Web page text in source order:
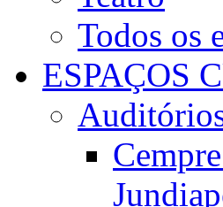
Todos os
ESPAÇOS